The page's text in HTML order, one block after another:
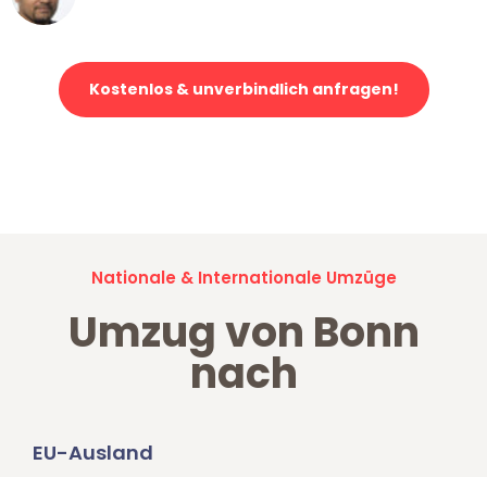
Kostenlos & unverbindlich anfragen!
Nationale & Internationale Umzüge
Umzug von Bonn
nach
EU-Ausland